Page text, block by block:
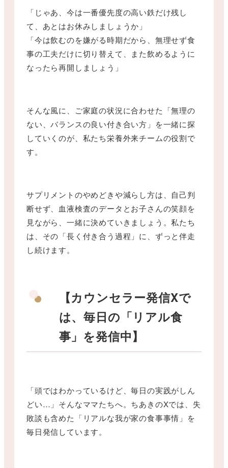
「じゃあ、今は一番優先度の高い鉄だけ残し
て、あとはお休みしましょうか」
「今は飲むのを嫌がる時期だから、無理せず食
事の工夫だけに切り替えて、また飲めるように
なったら再開しましょう」
そんな風に、ご家庭の状況に合わせた「無理の
ない、バランスの良い付き合い方」を一緒に探
していくのが、私たち栄養外来チームの役割で
す。
サプリメントのやめどきや減らし方は、自己判
断せず、血液検査のデータとお子さんの笑顔を
見ながら、一緒に決めていきましょう。私たち
は、その「長く付き合う過程」に、ずっと伴走
し続けます。
【カウンセラー発信Xで
は、毎日の「リアル食
事」を発信中】
「頭ではわかっているけど、毎日の実践がしん
どい…」そんなママたちへ。ちあきのXでは、失
敗談も含めた「リアルな我が家の食事事情」を
毎日発信しています。